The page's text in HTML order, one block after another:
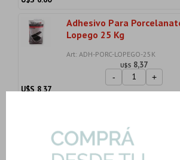
Adhesivo Para
Lopego 25 Kg
Art: ADH-PORC-LOPEGO-25K
U$S 8,37
- +
U$S8.37
Art: P-PASTINA-BLANCO
U$S 2,50